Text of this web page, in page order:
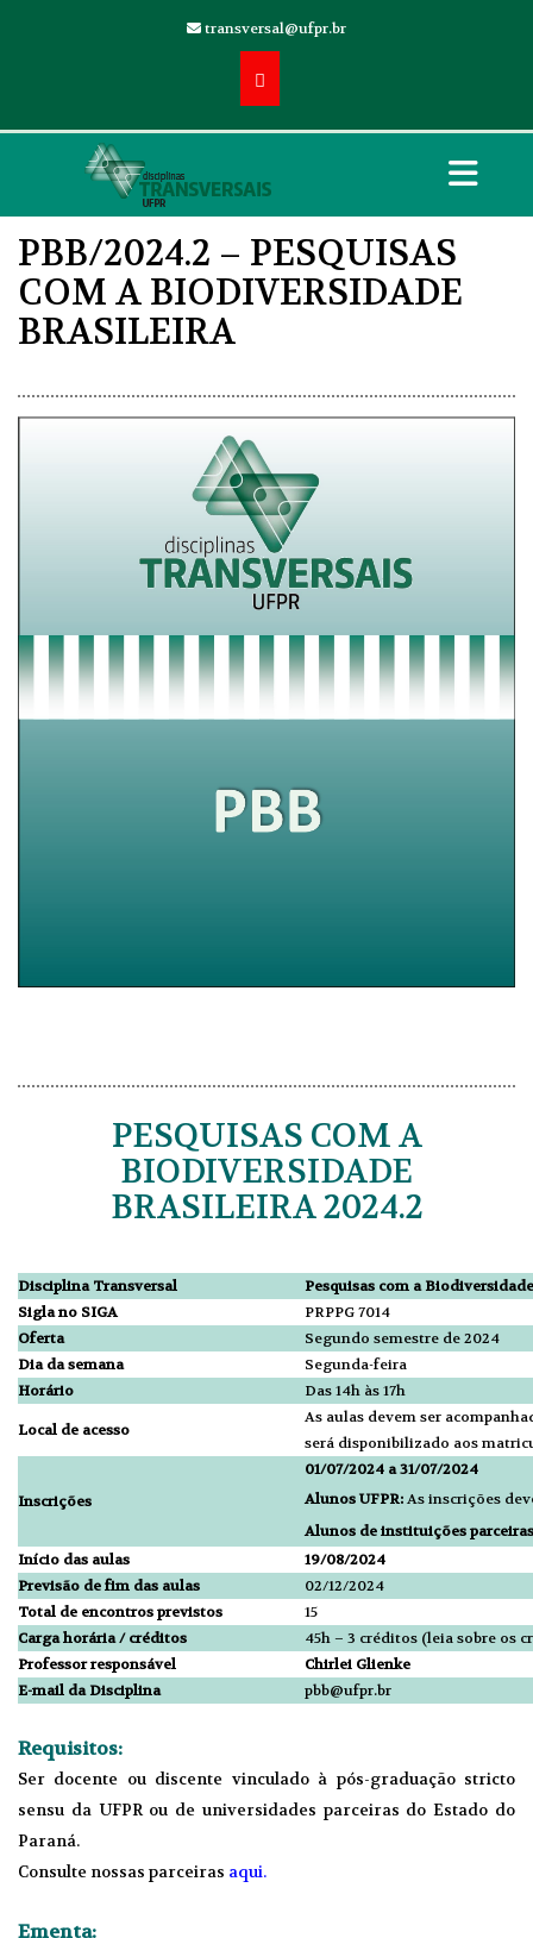
transversal@ufpr.br
PBB/2024.2 – PESQUISAS
COM A BIODIVERSIDADE
BRASILEIRA
PESQUISAS COM A
BIODIVERSIDADE
BRASILEIRA 2024.2
Disciplina Transversal
Pesquisas com a
Sigla no SIGA
PRPPG 7014
Oferta
Segundo semestre de 2024
Dia da semana
Segunda-feira
Horário
Das 14h às 17h
Local de acesso
As aulas devem ser
será disponibilizado aos
Inscrições
01/07/2024 a 31/07/2024
Alunos UFPR:As inscrições
Alunos de instituições parceiras
Início das aulas
19/08/2024
Previsão de fim das aulas
02/12/2024
Total de encontros previstos
15
Carga horária / créditos
45h – 3 créditos (leia sobre os
Professor responsável
Chirlei Glienke
E-mail da Disciplina
pbb@ufpr.br
Requisitos:
Ser docente ou discente vinculado à pós-graduação stricto
sensu da UFPR ou de universidades parceiras do Estado do
Paraná.
Consulte nossas parceiras aqui.
Ementa: